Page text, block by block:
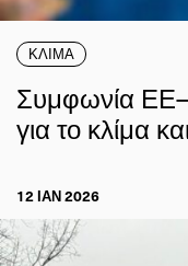
ΚΛΙΜΑ
Συμφωνία
για το κλίμα
12 ΙΑΝ 2026